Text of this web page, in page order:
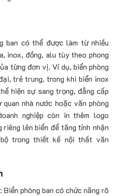
ban có thể được làm từ nhiều
inox, đồng, alu tùy theo phong
từng đơn vị. Ví dụ, biển phòng
trẻ trung, trong khi biển inox
hiện sự sang trọng, đẳng cấp
nhà nước hoặc văn phòng
nghiệp còn in thêm logo
lên biển để tăng tính nhận
trong thiết kế nội thất văn
phòng ban có chức năng rõ